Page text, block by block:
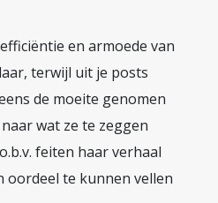
en armoede van
terwijl uit je posts
de moeite genomen
wat ze te zeggen
feiten haar verhaal
oordeel te kunnen vellen